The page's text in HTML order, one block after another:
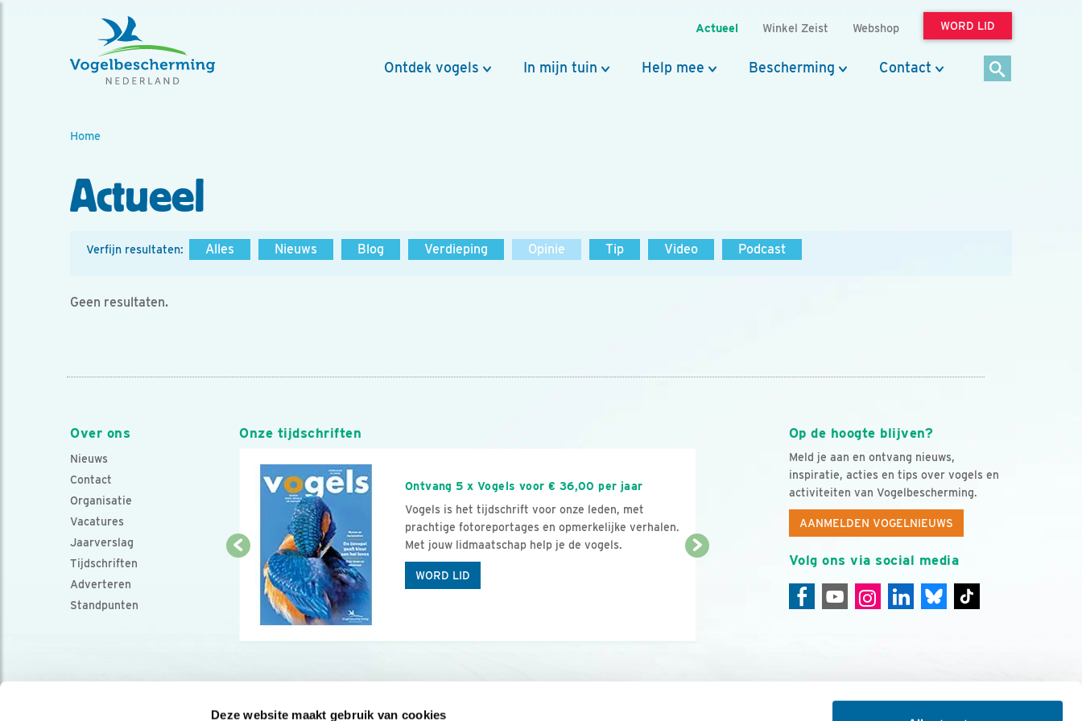
Deze website maakt gebruik van cookies
Actueel Winkel Zeist Webshop WORD LID
Ontdek vogels In mijn tuin Help mee Bescherming Contact
Home
Actueel
Verfijn resultaten: Alles Nieuws Blog Verdieping Opinie Tip Video Podcast
Geen resultaten.
Over ons
Nieuws
Contact
Organisatie
Vacatures
Jaarverslag
Tijdschriften
Adverteren
Standpunten
Op de hoogte blijven?
Meld je aan en ontvang nieuws,
inspiratie, acties en tips over vogels en
activiteiten van Vogelbescherming.
AANMELDEN VOGELNIEUWS
Volg ons via social media
Onze tijdschriften
Ontvang 5 x Vogels voor € 36,00 per jaar
Vogels is het tijdschrift voor onze leden, met
prachtige fotoreportages en opmerkelijke verhalen.
Met jouw lidmaatschap help je de vogels.
WORD LID